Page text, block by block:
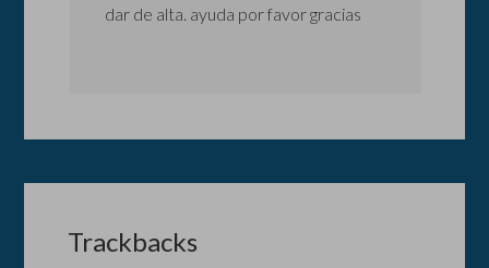
dar de alta. ayuda por favor gracias
Trackbacks